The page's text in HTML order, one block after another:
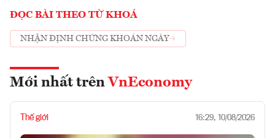
ĐỌC BÀI THEO TỪ KHOÁ
NHẬN ĐỊNH CHỨNG KHOÁN NGÀY
Mới nhất trên VnEconomy
Thế giới 16:29, 10/08/2026